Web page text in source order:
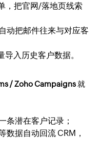
，把官网/落地页线索
动把邮件往来与对应客
导入历史客户数据。
/ Zoho Campaigns就
条潜在客户记录；
数据自动回流 CRM，